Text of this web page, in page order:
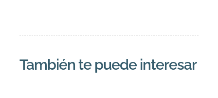
También te puede interesar